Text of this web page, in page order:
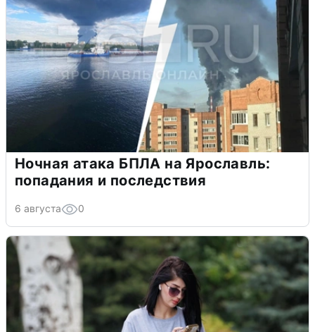
Ночная атака БПЛА на Ярославль:
попадания и последствия
6 августа 0